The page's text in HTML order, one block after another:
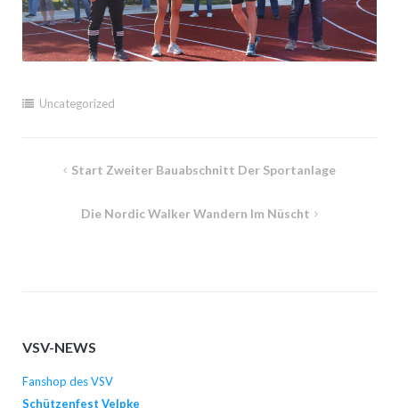
Uncategorized
Beitragsnavigation
Start Zweiter Bauabschnitt Der Sportanlage
Die Nordic Walker Wandern Im Nüscht
VSV-NEWS
Fanshop des VSV
Schützenfest Velpke